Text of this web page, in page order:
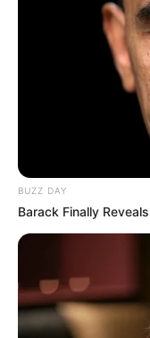
BUZZ DAY
Barack Finally